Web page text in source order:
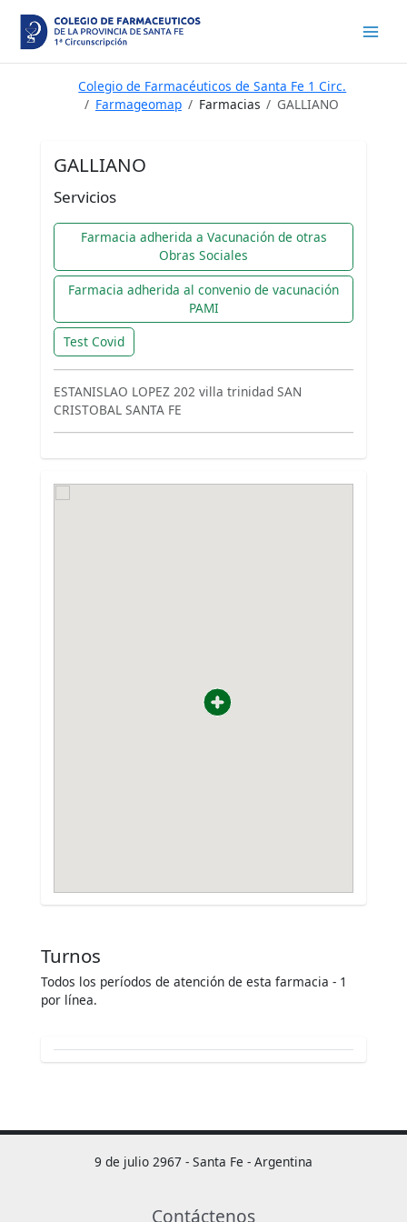
contenido
Colegio de Farmacéuticos de Santa Fe 1 Circ.
Farmageomap
Farmacias GALLIANO
GALLIANO
Servicios
Farmacia adherida a Vacunación de otras
Obras Sociales
Farmacia adherida al convenio de vacunación
PAMI
Test Covid
ESTANISLAO LOPEZ 202 villa trinidad SAN
CRISTOBAL SANTA FE
Turnos
Todos los períodos de atención de esta farmacia - 1
por línea.
9 de julio 2967 - Santa Fe - Argentina
Contáctenos